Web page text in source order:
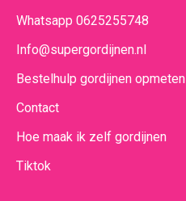
Whatsapp 0625255748
Info@supergordijnen.nl
Bestelhulp gordijnen opmeten
Contact
Hoe maak ik zelf gordijnen
Tiktok